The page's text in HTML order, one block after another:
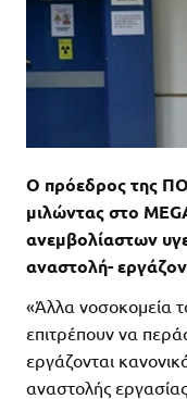
Ο πρόεδρος της
μιλώντας στο
ανεμβολίαστων
αναστολή-
«Άλλα νοσοκομεία
επιτρέπουν να
εργάζονται
αναστολής